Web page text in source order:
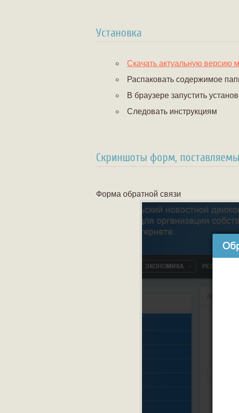
Установка
Скачать актуальную версию
Распаковать содержимое
В браузере запустить
Следовать инструкциям
Скриншоты форм,
Форма обратной связи